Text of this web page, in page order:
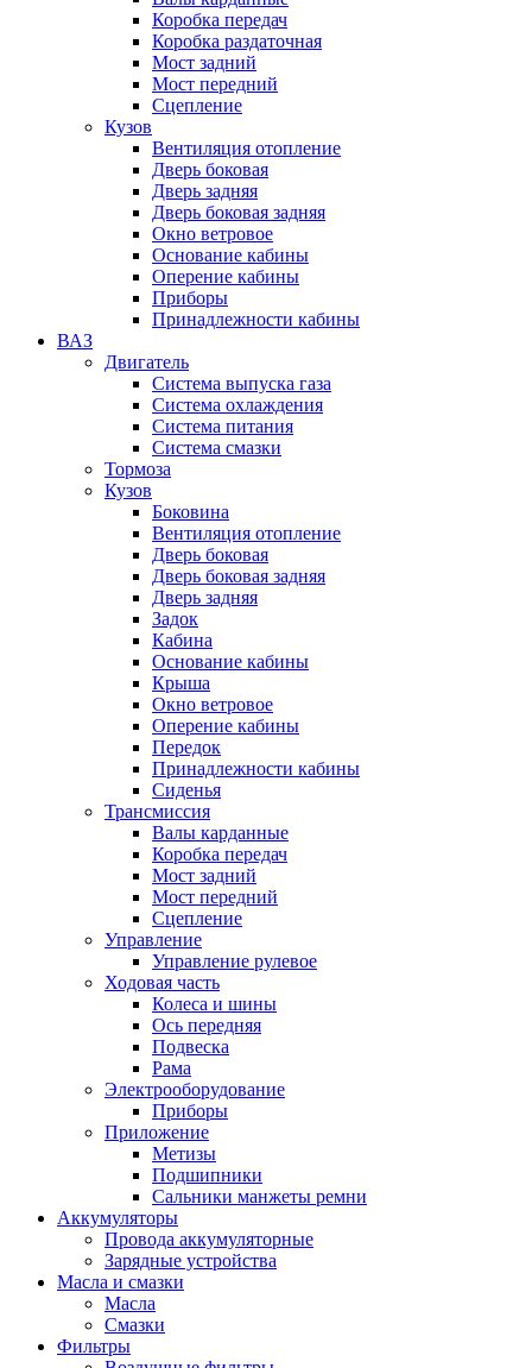
Коробка передач
Коробка раздаточная
Мост задний
Мост передний
Сцепление
Кузов
Вентиляция отопление
Дверь боковая
Дверь задняя
Дверь боковая задняя
Окно ветровое
Основание кабины
Оперение кабины
Приборы
Принадлежности кабины
ВАЗ
Двигатель
Система выпуска газа
Система охлаждения
Система питания
Система смазки
Тормоза
Кузов
Боковина
Вентиляция отопление
Дверь боковая
Дверь боковая задняя
Дверь задняя
Задок
Кабина
Основание кабины
Крыша
Окно ветровое
Оперение кабины
Передок
Принадлежности кабины
Сиденья
Трансмиссия
Валы карданные
Коробка передач
Мост задний
Мост передний
Сцепление
Управление
Управление рулевое
Ходовая часть
Колеса и шины
Ось передняя
Подвеска
Рама
Электрооборудование
Приборы
Приложение
Метизы
Подшипники
Сальники манжеты ремни
Аккумуляторы
Провода аккумуляторные
Зарядные устройства
Масла и смазки
Масла
Смазки
Фильтры